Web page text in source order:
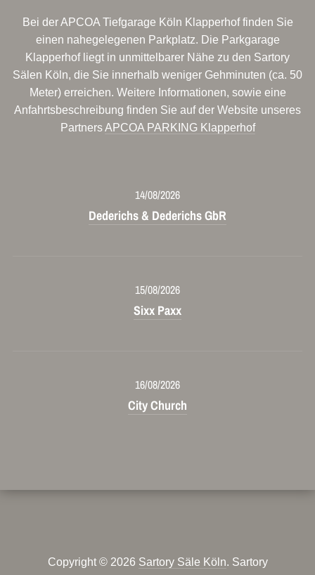
Bei der APCOA Tiefgarage Köln Klapperhof finden Sie
einen nahegelegenen Parkplatz. Die Parkgarage
Klapperhof liegt in unmittelbarer Nähe zu den Sartory
Sälen Köln, die Sie innerhalb weniger Gehminuten (ca. 50
Meter) erreichen. Weitere Informationen, sowie eine
Anfahrtsbeschreibung finden Sie auf der Website unseres
PartnersAPCOA PARKING Klapperhof
14/08/2026
Dederichs & Dederichs GbR
15/08/2026
Sixx Paxx
16/08/2026
City Church
Copyright © 2026 Sartory Säle Köln. Sartory